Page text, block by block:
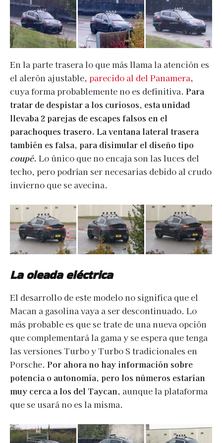
En la parte trasera lo que más llama la atención es
el alerón ajustable, parecido al del Panamera,
cuya forma probablemente no es definitiva. Para
tratar de despistar a los curiosos, esta unidad
llevaba 2 parejas de escapes falsos en el
parachoques trasero. La ventana lateral trasera
también es falsa, para disimular el diseño tipo
coupé. Lo único que no encaja son las luces del
techo, pero podrían ser necesarias debido al crudo
invierno que se avecina.
La oleada eléctrica
El desarrollo de este modelo no significa que el
Macan a gasolina vaya a ser descontinuado. Lo
más probable es que se trate de una nueva opción
que complementará la gama y se espera que tenga
las versiones Turbo y Turbo S tradicionales en
Porsche. Por ahora no hay información sobre
potencia o autonomía, pero los números estarían
muy cerca a los del Taycan, aunque la plataforma
que se usará no es la misma.